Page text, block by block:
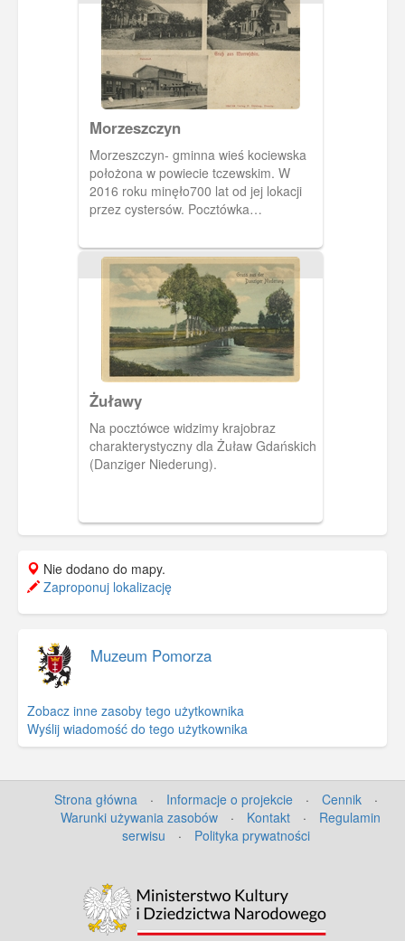
kolejki wąskotorowej, pociąg
prowadzony przez lokomotywę Cn2t ze
składem mieszanym wagoników
(towarowe i pasażerskie). Budowę
wąskotorówki (etap z Cedrów do
Giemlic) rozpoczęto w 1888, a
skończono w 1905 roku.
Morzeszczyn
Morzeszczyn- gminna wieś kociewska
położona w powiecie tczewskim. W
2016 roku minęło700 lat od jej lokacji
przez cystersów. Pocztówka
poczty i dworzec kolejowy z na linii
Bydgoszcz-Tczew, uruchomionej 1852
roku.
Żuławy
Na pocztówce widzimy krajobraz
charakterystyczny dla Żuław Gdańskich
(Danziger Niederung).
Nie dodano do mapy.
Zaproponuj lokalizację
Muzeum Pomorza
Zobacz inne zasoby tego użytkownika
Wyślij wiadomość do tego użytkownika
Strona główna · Informacje o projekcie · Cennik
·
Warunki używania zasobów
· Kontakt ·
Regulamin
serwisu
· Polityka prywatności